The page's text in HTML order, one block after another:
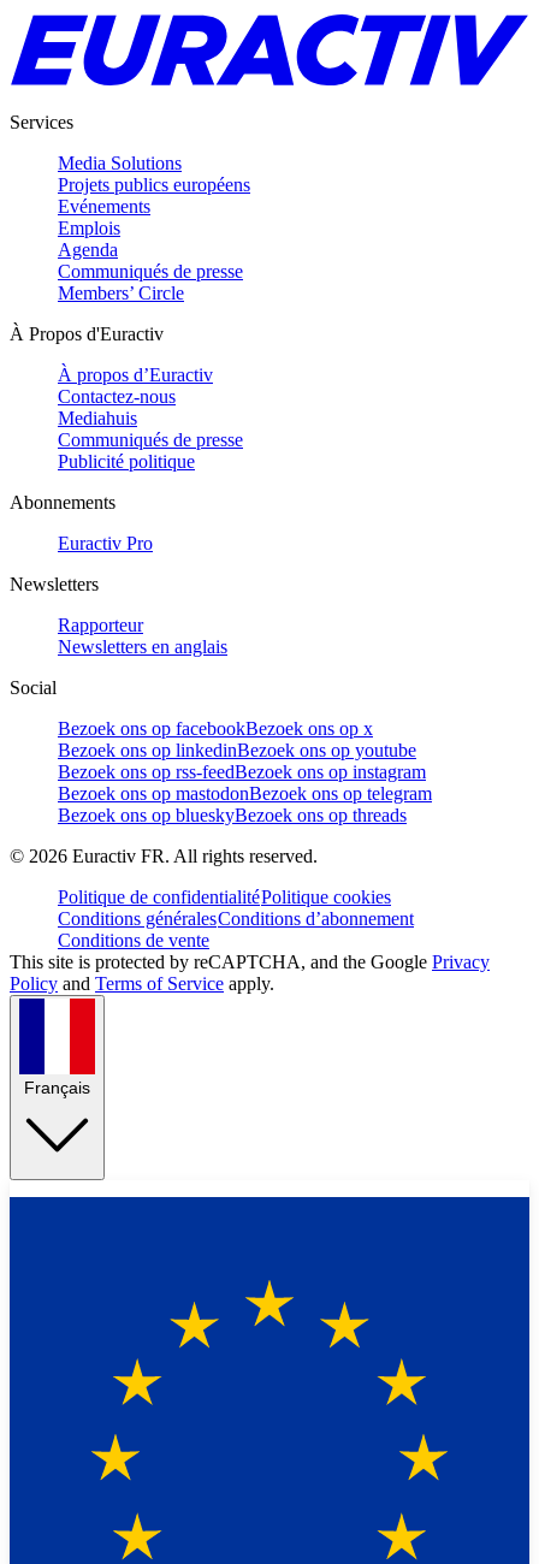
Services
Media Solutions
Projets publics européens
Evénements
Emplois
Agenda
Communiqués de presse
Members’ Circle
À Propos d'Euractiv
À propos d’Euractiv
Contactez-nous
Mediahuis
Communiqués de presse
Publicité politique
Abonnements
Euractiv Pro
Newsletters
Rapporteur
Newsletters en anglais
Social
Bezoek ons op facebookBezoek ons op x
Bezoek ons op linkedinBezoek ons op youtube
Bezoek ons op rss-feedBezoek ons op instagram
Bezoek ons op mastodonBezoek ons op telegram
Bezoek ons op blueskyBezoek ons op threads
© 2026 Euractiv FR. All rights reserved.
Politique de confidentialitéPolitique cookies
Conditions généralesConditions d’abonnement
Conditions de vente
This site is protected by reCAPTCHA, and the Google Privacy
Policy and Terms of Service apply.
Français